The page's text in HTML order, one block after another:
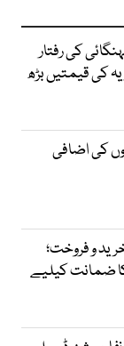
کی رفتار
ضروریہ کی قیمتیں بڑھ
کی اضافی
و فروخت؛
کا ضمانت کیلیے